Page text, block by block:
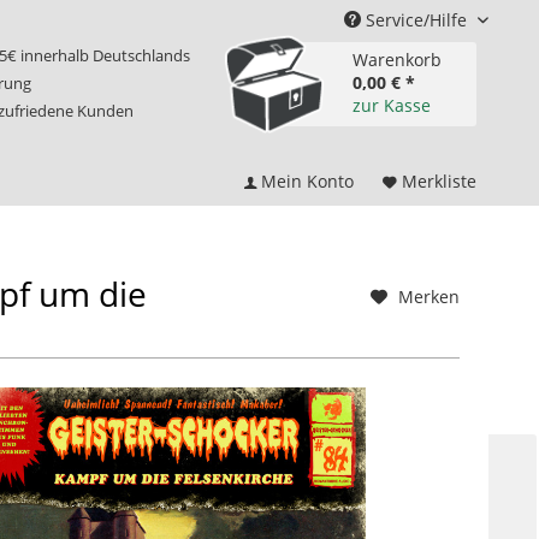
Service/Hilfe
innerhalb Deutschlands
Kunden
Warenkorb
0,00 € *
zur Kasse
Mein Konto Merkliste
Merken
um die